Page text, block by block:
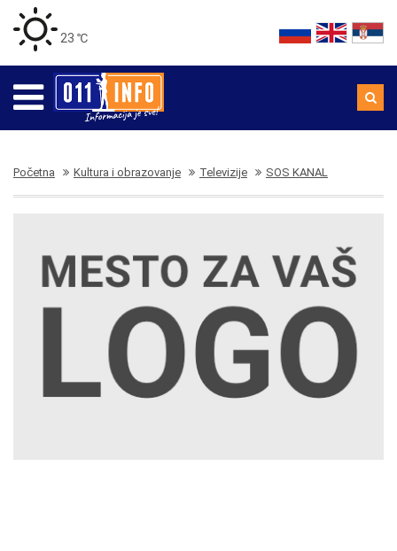
23 ℃
Početna Kultura i obrazovanje Televizije SOS KANAL